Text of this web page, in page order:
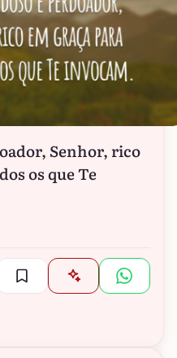
Senhor, rico
os que Te